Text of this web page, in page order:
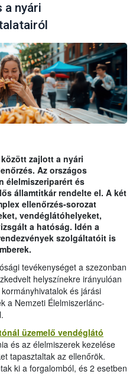
nyári
zajlott a nyári
Az országos
élelmiszeriparért és
államtitkár rendelte el. A két
ellenőrzés-sorozat
vendéglátóhelyeket,
a hatóság. Idén a
szolgáltatóit is
tevékenységet a szezonban
helyszínekre irányulóan
és járási
a Nemzeti Élelmiszerlánc-
üzemelő vendéglátó
és az élelmiszerek kezelése
tapasztaltak az ellenőrök.
ki a forgalomból, és 2 esetben